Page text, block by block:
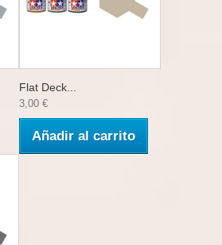
Flat Deck...
3,00 €
Añadir al carrito